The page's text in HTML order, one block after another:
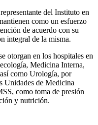
del Instituto en
como un esfuerzo
de acuerdo con su
integral de la misma.
otorgan en los hospitales en
Medicina Interna,
como Urología, por
Unidades de Medicina
como toma de presión
y nutrición.